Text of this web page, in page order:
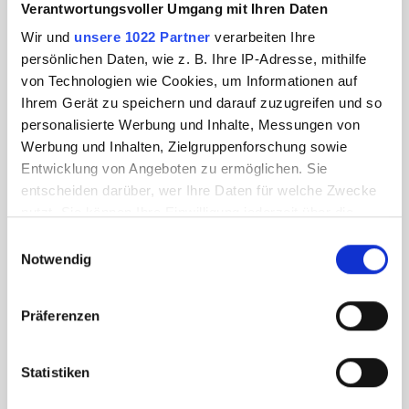
Verantwortungsvoller Umgang mit Ihren Daten
Wir und unsere 1022 Partner verarbeiten Ihre
persönlichen Daten, wie z. B. Ihre IP-Adresse, mithilfe
von Technologien wie Cookies, um Informationen auf
Ihrem Gerät zu speichern und darauf zuzugreifen und so
personalisierte Werbung und Inhalte, Messungen von
Werbung und Inhalten, Zielgruppenforschung sowie
Entwicklung von Angeboten zu ermöglichen. Sie
entscheiden darüber, wer Ihre Daten für welche Zwecke
Trigger Symbol ändern oder widerrufen
Informationen über Ihre geografische Lage
können
Notwendig
Präferenzen
Statistiken